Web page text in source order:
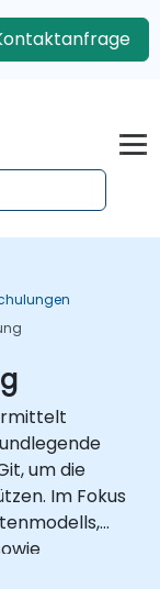
um die
Im Fokus
Der